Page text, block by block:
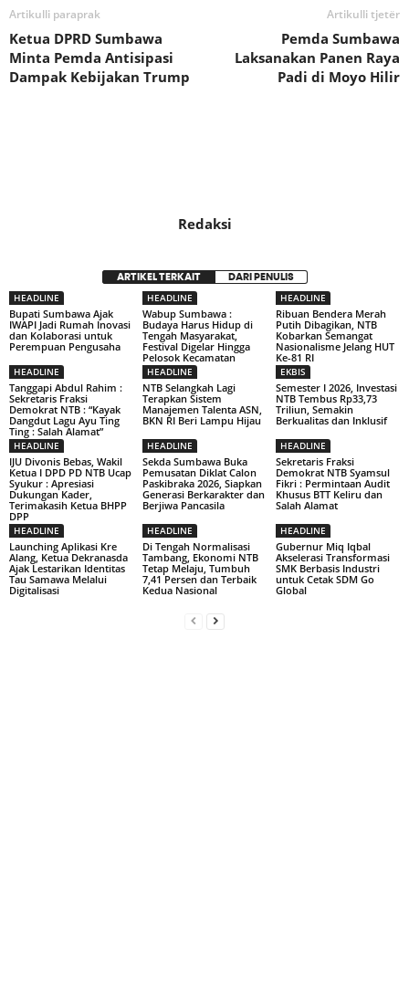
Artikulli paraprak
Ketua DPRD Sumbawa
Minta Pemda Antisipasi
Dampak Kebijakan Trump
Artikulli tjetër
Pemda Sumbawa
Laksanakan Panen Raya
Padi di Moyo Hilir
Redaksi
ARTIKEL TERKAIT DARI PENULIS
HEADLINE
Bupati Sumbawa Ajak
IWAPI Jadi Rumah Inovasi
dan Kolaborasi untuk
Perempuan Pengusaha
HEADLINE
Wabup Sumbawa :
Budaya Harus Hidup di
Tengah Masyarakat,
Festival Digelar Hingga
Pelosok Kecamatan
HEADLINE
Ribuan Bendera Merah
Putih Dibagikan, NTB
Kobarkan Semangat
Nasionalisme Jelang HUT
Ke-81 RI
HEADLINE
Tanggapi Abdul Rahim :
Sekretaris Fraksi
Demokrat NTB : “Kayak
Dangdut Lagu Ayu Ting
Ting : Salah Alamat”
HEADLINE
NTB Selangkah Lagi
Terapkan Sistem
Manajemen Talenta ASN,
BKN RI Beri Lampu Hijau
EKBIS
Semester I 2026, Investasi
NTB Tembus Rp33,73
Triliun, Semakin
Berkualitas dan Inklusif
HEADLINE
IJU Divonis Bebas, Wakil
Ketua I DPD PD NTB Ucap
Syukur : Apresiasi
Dukungan Kader,
Terimakasih Ketua BHPP
DPP
HEADLINE
Sekda Sumbawa Buka
Pemusatan Diklat Calon
Paskibraka 2026, Siapkan
Generasi Berkarakter dan
Berjiwa Pancasila
HEADLINE
Sekretaris Fraksi
Demokrat NTB Syamsul
Fikri : Permintaan Audit
Khusus BTT Keliru dan
Salah Alamat
HEADLINE
Launching Aplikasi Kre
Alang, Ketua Dekranasda
Ajak Lestarikan Identitas
Tau Samawa Melalui
Digitalisasi
HEADLINE
Di Tengah Normalisasi
Tambang, Ekonomi NTB
Tetap Melaju, Tumbuh
7,41 Persen dan Terbaik
Kedua Nasional
HEADLINE
Gubernur Miq Iqbal
Akselerasi Transformasi
SMK Berbasis Industri
untuk Cetak SDM Go
Global